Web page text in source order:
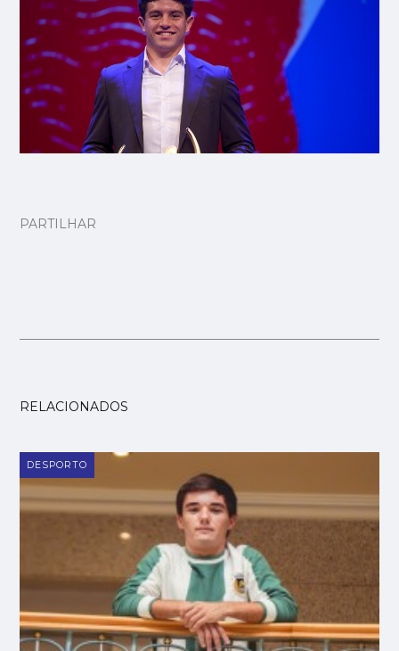
PARTILHAR
RELACIONADOS
DESPORTO